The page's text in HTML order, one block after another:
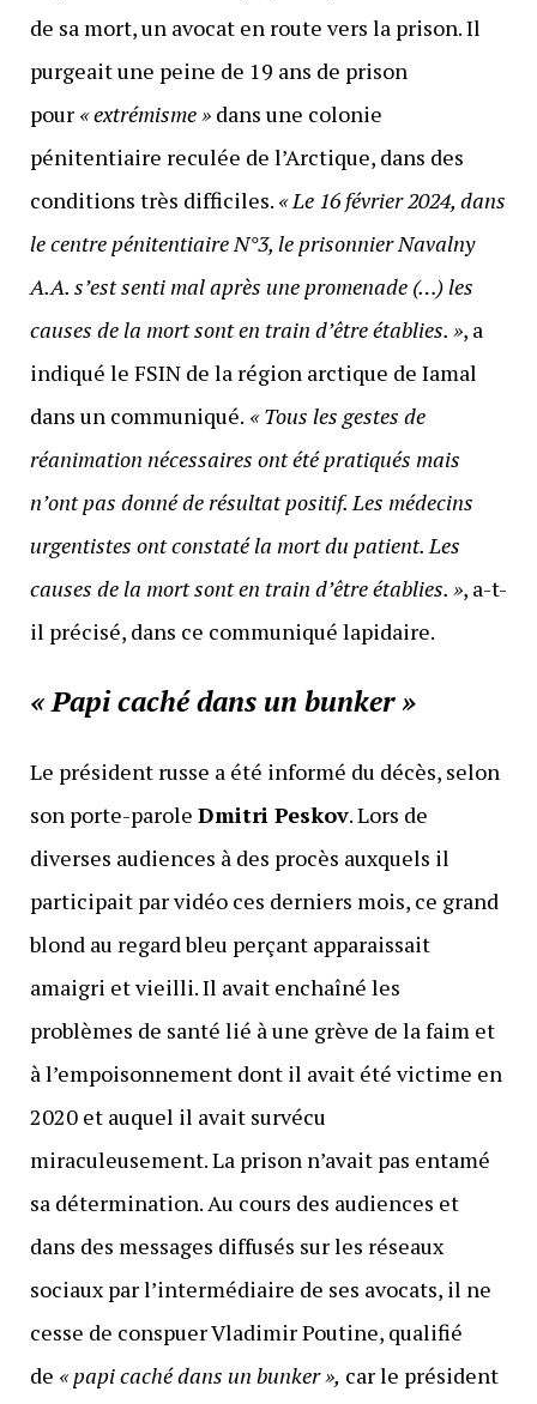
de sa mort, un avocat en route vers la prison. Il
purgeait une peine de 19 ans de prison
pour « extrémisme »dans une colonie
pénitentiaire reculée de l’Arctique, dans des
conditions très difficiles. « Le 16 février 2024, dans
le centre pénitentiaire N°3, le prisonnier Navalny
A.A. s’est senti mal après une promenade (…) les
causes de la mort sont en train d’être établies. », a
indiqué le FSIN de la région arctique de Iamal
dans un communiqué. « Tous les gestes de
réanimation nécessaires ont été pratiqués mais
n’ont pas donné de résultat positif. Les médecins
urgentistes ont constaté la mort du patient. Les
causes de la mort sont en train d’être établies. », a-t-
il précisé, dans ce communiqué lapidaire.
« Papi caché dans un bunker »
Le président russe a été informé du décès, selon
son porte-parole Dmitri Peskov. Lors de
diverses audiences à des procès auxquels il
participait par vidéo ces derniers mois, ce grand
blond au regard bleu perçant apparaissait
amaigri et vieilli. Il avait enchaîné les
problèmes de santé lié à une grève de la faim et
à l’empoisonnement dont il avait été victime en
2020 et auquel il avait survécu
miraculeusement. La prison n’avait pas entamé
sa détermination. Au cours des audiences et
dans des messages diffusés sur les réseaux
sociaux par l’intermédiaire de ses avocats, il ne
cesse de conspuer Vladimir Poutine, qualifié
de « papi caché dans un bunker », car le président